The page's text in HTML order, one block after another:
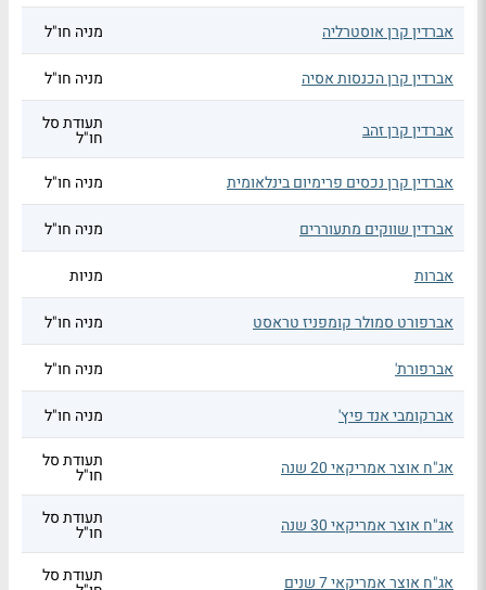
אברדין קרן אוסטרליה
מניה חו"ל
אברדין קרן הכנסות אסיה מניה חו"ל
אברדין קרן זהב תעודת סל
חו"ל
אברדין קרן נכסים פרימיום בינלאומית
מניה חו"ל
אברדין שווקים מתעוררים מניה חו"ל
אברות מניות
אברפורט סמולר קומפניז טראסט מניה חו"ל
אברפורת' מניה חו"ל
אברקומבי אנד פיץ' מניה חו"ל
אג"ח אוצר אמריקאי 20 שנה תעודת סל
חו"ל
אג"ח אוצר אמריקאי 30 שנה תעודת סל
חו"ל
אג"ח אוצר אמריקאי 7 שנים תעודת סל